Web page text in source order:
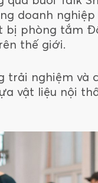
doanh
phòng tắm
thế giới.
trải nghiệm
vật liệu nội